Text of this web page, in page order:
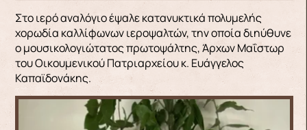
Στο ιερό αναλόγιο έψαλε κατανυκτικά πολυμελής
χορωδία καλλίφωνων ιεροψαλτών, την οποία διηύθυνε
ο μουσικολογιώτατος πρωτοψάλτης, Άρχων Μαΐστωρ
του Οικουμενικού Πατριαρχείου κ. Ευάγγελος
Καπαϊδονάκης.